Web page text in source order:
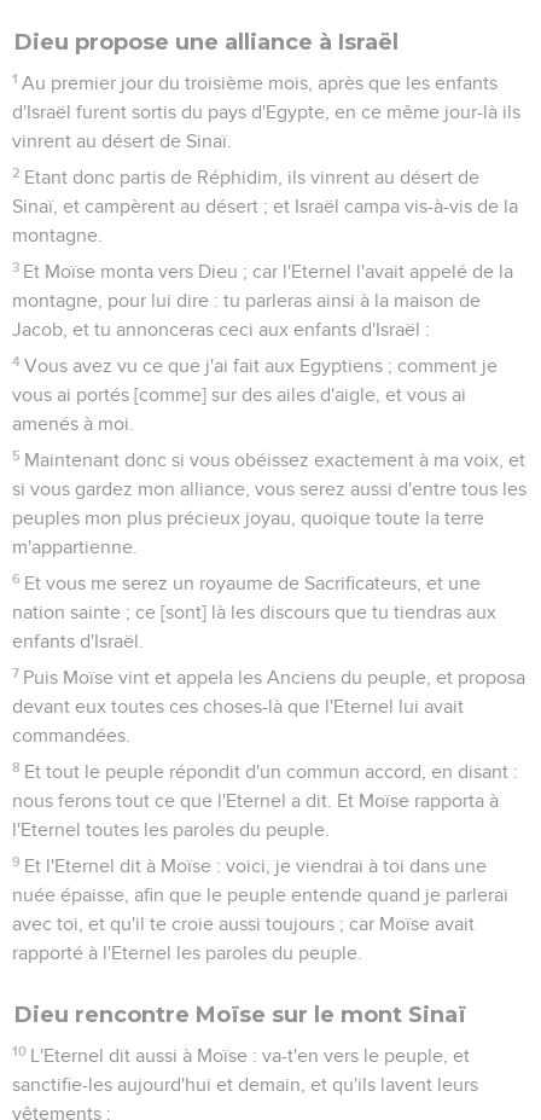
Dieu propose une alliance à Israël
1 Au premier jour du troisième mois, après que les enfants
d'Israël furent sortis du pays d'Egypte, en ce même jour-là ils
vinrent au désert de Sinaï.
2 Etant donc partis de Réphidim, ils vinrent au désert de
Sinaï, et campèrent au désert ; et Israël campa vis-à-vis de la
montagne.
3 Et Moïse monta vers Dieu ; car l'Eternel l'avait appelé de la
montagne, pour lui dire : tu parleras ainsi à la maison de
Jacob, et tu annonceras ceci aux enfants d'Israël :
4 Vous avez vu ce que j'ai fait aux Egyptiens ; comment je
vous ai portés [comme] sur des ailes d'aigle, et vous ai
amenés à moi.
5 Maintenant donc si vous obéissez exactement à ma voix, et
si vous gardez mon alliance, vous serez aussi d'entre tous les
peuples mon plus précieux joyau, quoique toute la terre
m'appartienne.
6 Et vous me serez un royaume de Sacrificateurs, et une
nation sainte ; ce [sont] là les discours que tu tiendras aux
enfants d'Israël.
7 Puis Moïse vint et appela les Anciens du peuple, et proposa
devant eux toutes ces choses-là que l'Eternel lui avait
commandées.
8 Et tout le peuple répondit d'un commun accord, en disant :
nous ferons tout ce que l'Eternel a dit. Et Moïse rapporta à
l'Eternel toutes les paroles du peuple.
9 Et l'Eternel dit à Moïse : voici, je viendrai à toi dans une
nuée épaisse, afin que le peuple entende quand je parlerai
avec toi, et qu'il te croie aussi toujours ; car Moïse avait
rapporté à l'Eternel les paroles du peuple.
Dieu rencontre Moïse sur le mont Sinaï
10 L'Eternel dit aussi à Moïse : va-t'en vers le peuple, et
sanctifie-les aujourd'hui et demain, et qu'ils lavent leurs
vêtements ;